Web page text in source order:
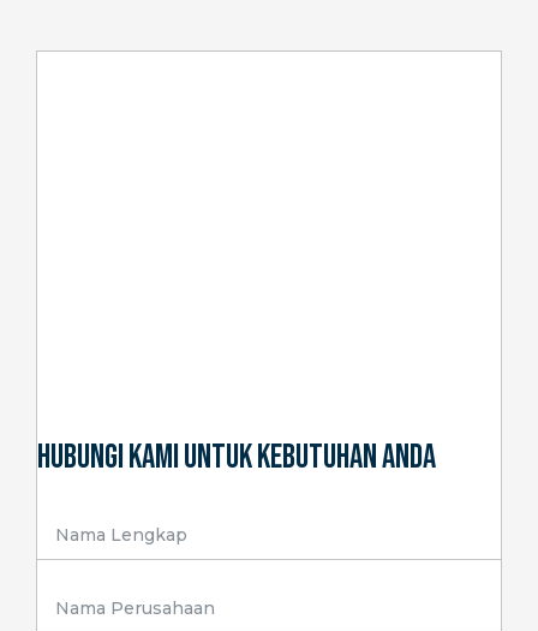
Hubungi Kami Untuk Kebutuhan Anda